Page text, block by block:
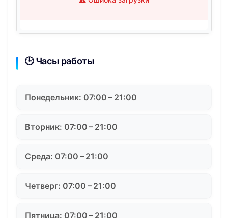
🕒 Часы работы
Понедельник: 07:00 – 21:00
Вторник: 07:00 – 21:00
Среда: 07:00 – 21:00
Четверг: 07:00 – 21:00
Пятница: 07:00 – 21:00